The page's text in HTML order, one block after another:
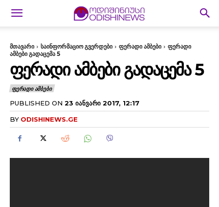
მთავარი საინფორმაციო გვერდები ფერადი ამბები
ფერადი
ამბები გადაცემა 5
ᲤᲔᲠᲐᲓᲘ ᲐᲛᲑᲔᲑᲘ ᲒᲐᲓᲐᲪᲔᲛᲐ 5
ᲤᲔᲠᲐᲓᲘ ᲐᲛᲑᲔᲑᲘ
PUBLISHED ON 23 ᲘᲐᲜᲕᲐᲠᲘ 2017, 12:17
BY ODISHINEWS.GE